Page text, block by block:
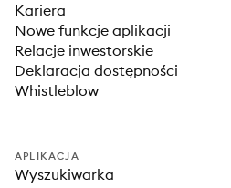
Kariera
Nowe funkcje aplikacji
Relacje inwestorskie
Deklaracja dostępności
Whistleblow
APLIKACJA
Wyszukiwarka